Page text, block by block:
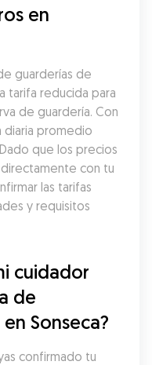
en
guarderías de
tarifa reducida para
de guardería. Con
diaria promedio
que los precios
con tu
las tarifas
y requisitos
cuidador
de
Sonseca?
confirmado tu